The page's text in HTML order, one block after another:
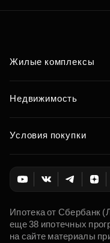
Жилые комплексы
Недвижимость
Условия покупки
Ипотека от Сбербанк
еще 38 ипотечных
на сайте материалы